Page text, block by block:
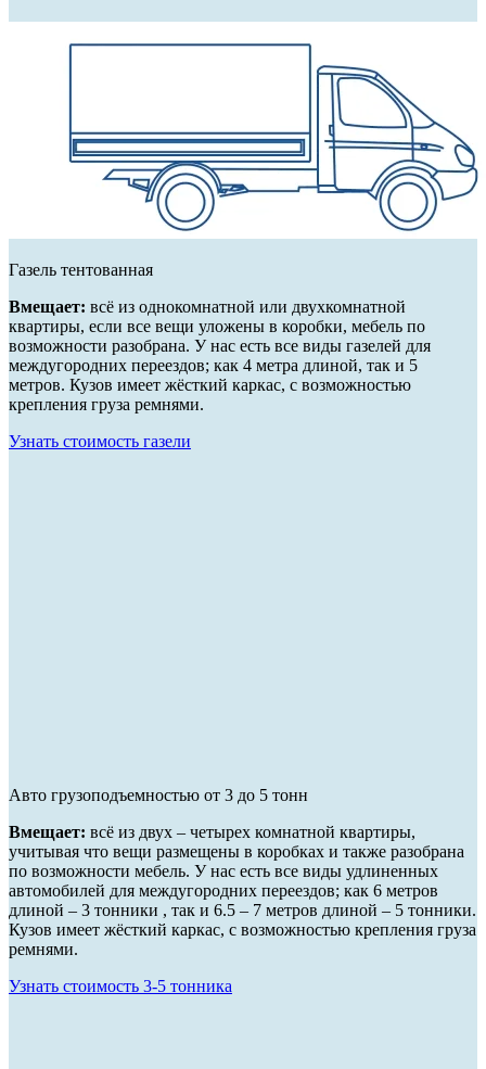
Газель тентованная
Вмещает: всё из однокомнатной или двухкомнатной
квартиры, если все вещи уложены в коробки, мебель по
возможности разобрана. У нас есть все виды газелей для
междугородних переездов; как 4 метра длиной, так и 5
метров. Кузов имеет жёсткий каркас, с возможностью
крепления груза ремнями.
Узнать стоимость газели
Авто грузоподъемностью от 3 до 5 тонн
Вмещает: всё из двух – четырех комнатной квартиры,
учитывая что вещи размещены в коробках и также разобрана
по возможности мебель. У нас есть все виды удлиненных
автомобилей для междугородних переездов; как 6 метров
длиной – 3 тонники , так и 6.5 – 7 метров длиной – 5 тонники.
Кузов имеет жёсткий каркас, с возможностью крепления груза
ремнями.
Узнать стоимость 3-5 тонника